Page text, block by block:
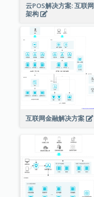
云POS解决方案: 互联网
架构
互联网金融解决方案